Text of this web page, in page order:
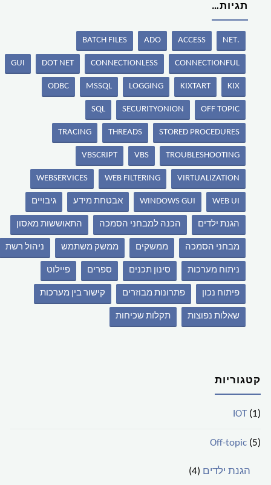
תגיות…
.NET
ACCESS
ADO
BATCH FILES
CONNECTIONFUL
CONNECTIONLESS
DOT NET
GUI
KIX
KIXTART
LOGGING
MSSQL
ODBC
OFF TOPIC
SECURITYONION
SQL
STORED PROCEDURES
THREADS
TRACING
TROUBLESHOOTING
VBS
VBSCRIPT
VIRTUALIZATION
WEB FILTERING
WEBSERVICES
WEB UI
WINDOWS GUI אבטחת מידע גיבויים
הגנת ילדים הכנה למבחני הסמכה התאוששות מאסון
מבחני הסמכה ממשקים ממשק משתמש ניהול רשת
ניתוח מערכות סינון תכנים ספרים פיילוט
פיתוח נכון פתרונות מבוזרים קישור בין מערכות
שאלות נפוצות תקלות שכיחות
קטגוריות
IOT(1)
Off-topic(5)
הגנת ילדים (4)